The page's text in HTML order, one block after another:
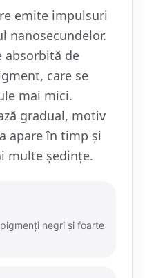
emite impulsuri
nanosecundelor.
absorbită de
care se
mai mici.
gradual, motiv
apare în timp și
multe ședințe.
negri și foarte